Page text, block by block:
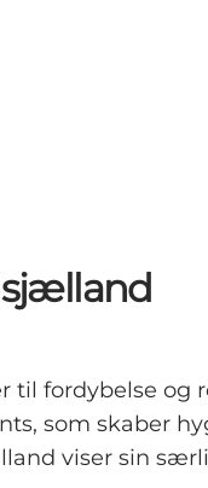
fordybelse og
som skaber
viser sin